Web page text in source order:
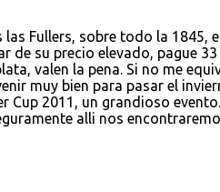
Fullers, sobre todo la 1845,
de su precio elevado, pague
valen la pena. Si no me
muy bien para pasar el
Cup 2011, un grandioso
alli nos